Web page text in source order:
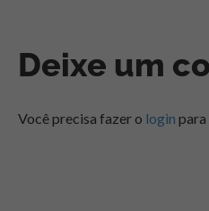
Deixe um
Você precisa fazer o login